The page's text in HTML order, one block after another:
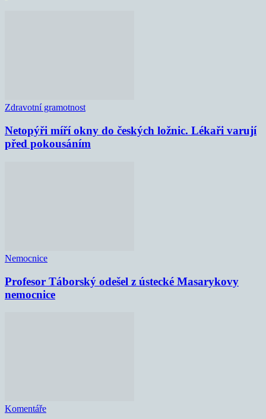
Zdravotní gramotnost
Netopýři míří okny do českých ložnic. Lékaři varují
před pokousáním
Nemocnice
Profesor Táborský odešel z ústecké Masarykovy
nemocnice
Komentáře